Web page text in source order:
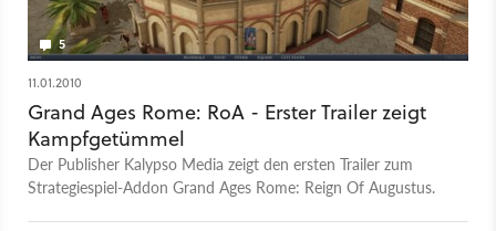
5
11.01.2010
Grand Ages Rome: RoA - Erster Trailer zeigt
Kampfgetümmel
Der Publisher Kalypso Media zeigt den ersten Trailer zum
Strategiespiel-Addon Grand Ages Rome: Reign Of Augustus.